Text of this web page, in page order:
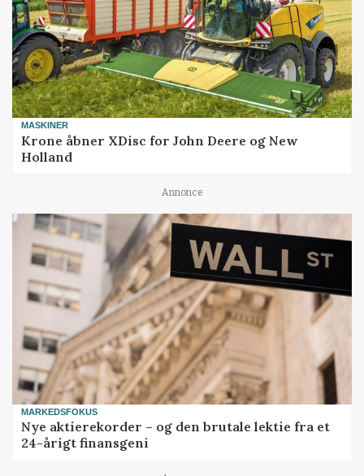
MASKINER
Krone åbner XDisc for John Deere og New
Holland
Annonce
MARKEDSFOKUS
Nye aktierekorder – og den brutale lektie fra et
24-årigt finansgeni